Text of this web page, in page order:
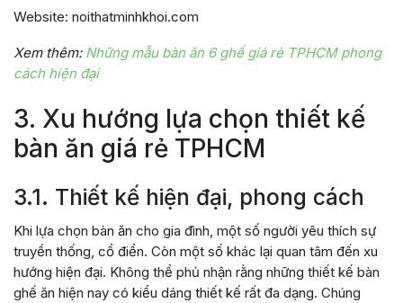
Website: noithatminhkhoi.com
Xem thêm: Những mẫu bàn ăn 6 ghế giá rẻ TPHCM phong
cách hiện đại
3. Xu hướng lựa chọn thiết kế
bàn ăn giá rẻ TPHCM
3.1. Thiết kế hiện đại, phong cách
Khi lựa chọn bàn ăn cho gia đình, một số người yêu thích sự
truyền thống, cổ điển. Còn một số khác lại quan tâm đến xu
hướng hiện đại. Không thể phủ nhận rằng những thiết kế bàn
ghế ăn hiện nay có kiểu dáng thiết kế rất đa dạng. Chúng